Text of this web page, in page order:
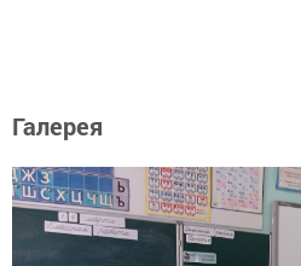
Галерея